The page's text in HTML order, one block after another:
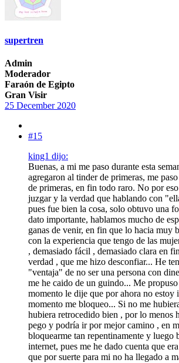
supertren
Admin
Moderador
Faraón de Egipto
Gran Visir
25 December 2020
#15
king1 dijo:
Buenas, a mi me paso durante esta
agregaron al tinder de primeras, me
de primeras, en fin todo raro. No por
juzgar y la verdad que hablando con
pues fue bien la cosa, solo obtuvo una
dato importante, hablamos mucho de
ganas de venir, en fin que lo hacia muy
con la experiencia que tengo de las
, demasiado fácil , demasiado clara en
verdad , que me hizo desconfiar... He
"ventaja" de no ser una persona con
me he caido de un guindo... Me
momento le dije que por ahora no estoy
momento me bloqueo... Si no me
hubiera retrocedido bien , por lo menos
pego y podría ir por mejor camino , en
bloquearme tan repentinamente y luego
internet, pues me he dado cuenta que
que por suerte para mi no ha llegado a